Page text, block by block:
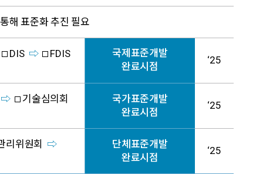
해 표준화 추진 필요
DIS FDIS
국제표준개발
완료시점
‘25
기술심의회
국가표준개발
완료시점
‘25
리위원회
단체표준개발
완료시점
‘25